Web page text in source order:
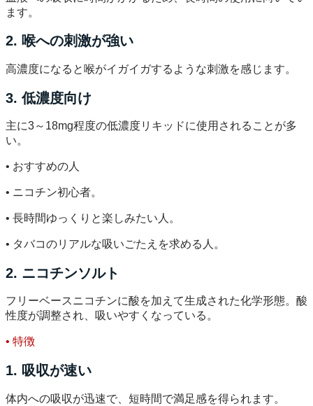
ます。
2. 喉への刺激が強い
高濃度になると喉がイガイガするような刺激を感じます。
3. 低濃度向け
主に3～18mg程度の低濃度リキッドに使用されることが多
い。
• おすすめの人
• ニコチン初心者。
• 長時間ゆっくりと楽しみたい人。
• タバコのリアルな吸いごたえを求める人。
2. ニコチンソルト
フリーベースニコチンに酸を加えて生成された化学形態。酸
性度が調整され、吸いやすくなっている。
• 特徴
1. 吸収が速い
体内への吸収が迅速で、短時間で満足感を得られます。